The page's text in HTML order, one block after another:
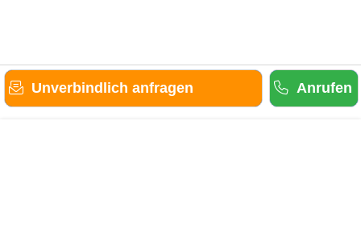
Unverbindlich anfragen Anrufen